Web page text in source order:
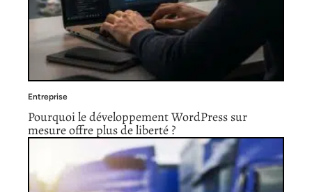
Entreprise
Pourquoi le développement WordPress sur
mesure offre plus de liberté ?